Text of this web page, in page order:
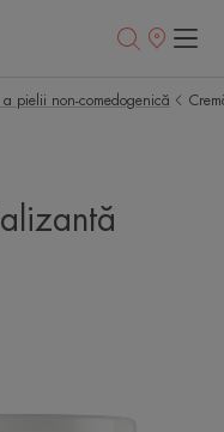
Retailerii
a pielii non-comedogenică